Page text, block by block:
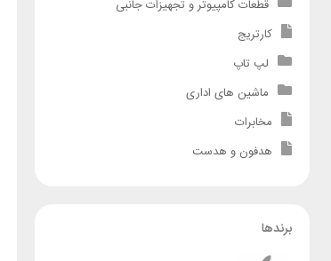
قطعات کامپیوتر و تجهیزات جانبی
کارتریج
لپ تاپ
ماشین های اداری
مخابرات
هدفون و هدست
برندها